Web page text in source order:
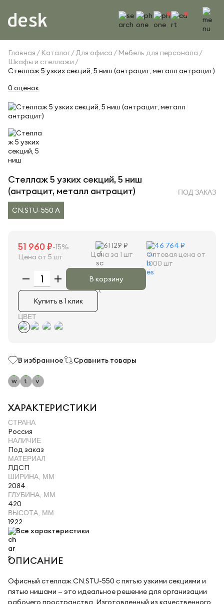
Главная Каталог Для офиса
Мебель для персонала
Шкафы и стеллажи
Стеллаж 5 узких секций, 5 ниш (антрацит, металл антрацит)
0 оценок
Стеллаж 5 узких секций, 5 ниш
(антрацит, металл антрацит)
ПОД ЗАКАЗ
CN.STU-550 A
51 960 ₽-15%
Цена от 5 шт
61 129 ₽
Цена за 1 шт
46 764 ₽
Оптовая цена от
1000 шт
В корзину
Купить в 1 клик
ЦВЕТ
В избранное Сравнить товары
ХАРАКТЕРИСТИКИ
СТРАНА
Россия
НАЛИЧИЕ
Под заказ
МАТЕРИАЛ
ЛДСП
ШИРИНА, ММ
2084
ГЛУБИНА, ММ
420
ВЫСОТА, ММ
1922
Все характеристики
ОПИСАНИЕ
Офисный стеллаж CN.STU-550 с пятью узкими секциями и
пятью нишами — это идеальное решение для организации